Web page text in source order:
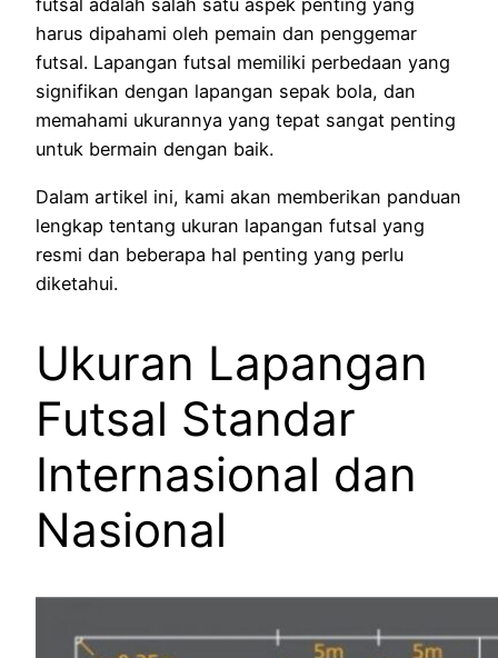
futsal adalah salah satu aspek penting yang
harus dipahami oleh pemain dan penggemar
futsal. Lapangan futsal memiliki perbedaan yang
signifikan dengan lapangan sepak bola, dan
memahami ukurannya yang tepat sangat penting
untuk bermain dengan baik.
Dalam artikel ini, kami akan memberikan panduan
lengkap tentang ukuran lapangan futsal yang
resmi dan beberapa hal penting yang perlu
diketahui.
Ukuran Lapangan
Futsal Standar
Internasional dan
Nasional